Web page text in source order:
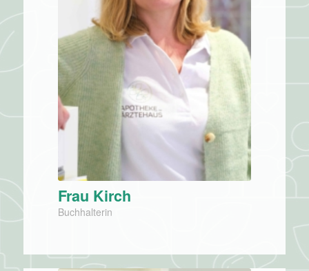
Frau Kirch
Buchhalterin